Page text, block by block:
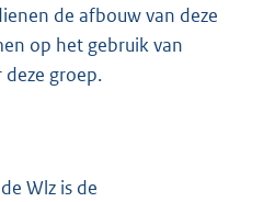
de afbouw van deze
op het gebruik van
groep.
Wlz is de